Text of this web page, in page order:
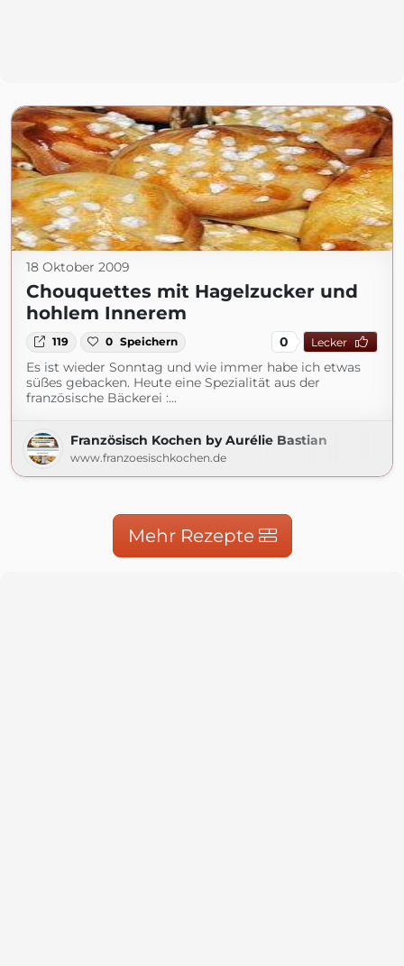
18 Oktober 2009
Chouquettes mit Hagelzucker und
hohlem Innerem
119 0 Speichern 0 Lecker
Es ist wieder Sonntag und wie immer habe ich etwas
süßes gebacken. Heute eine Spezialität aus der
französische Bäckerei :...
Französisch Kochen by Aurélie Bastian
www.franzoesischkochen.de
Mehr Rezepte